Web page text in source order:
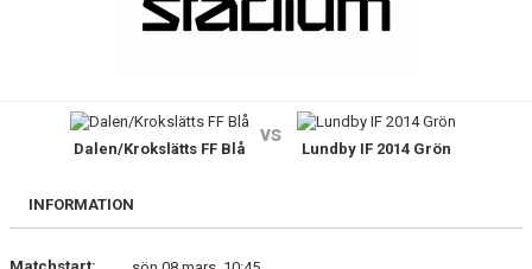
TRUPPEN
BILDGALLERI
Dalen/Krokslätts FF Blå
vs
Lundby IF 2014 Grön
INFORMATION